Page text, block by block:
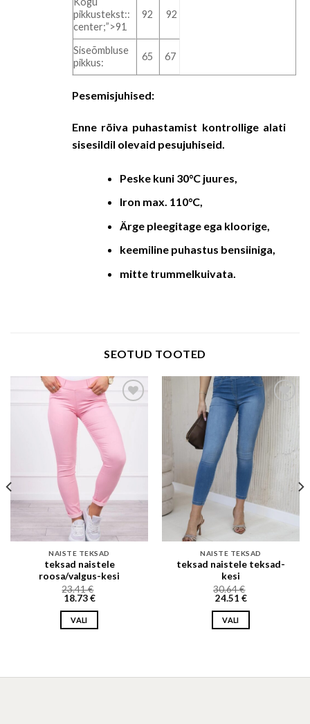
pikkustekst::
center;”>91
92 92
Siseõmbluse
pikkus:
65 67
Pesemisjuhised:
Enne rõiva puhastamist kontrollige alati
sisesildil olevaid pesujuhiseid.
Peske kuni 30°C juures,
Iron max. 110°C,
Ärge pleegitage ega kloorige,
keemiline puhastus bensiiniga,
mitte trummelkuivata.
SEOTUD TOOTED
Add to wishlist
NAISTE TEKSAD
teksad naistele
roosa/valgus-kesi
23.41€
18.73€
VALI
multiple
Add to wishlist
NAISTE TEKSAD
teksad naistele teksad-
kesi
30.64€
24.51 €
VALI
multiple